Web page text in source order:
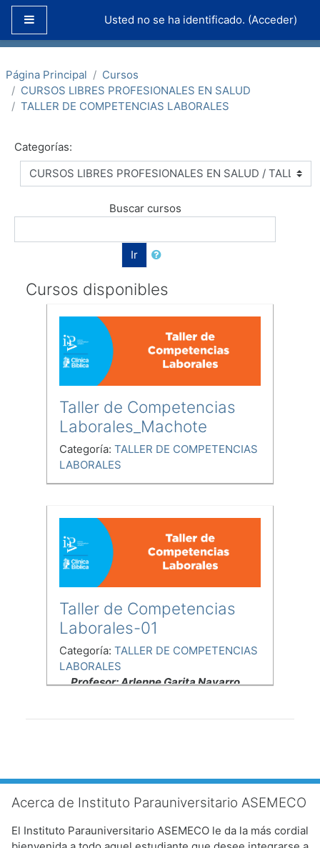
Salta al contenido principal
Usted no se ha identificado. (Acceder)
Página Principal
Cursos
CURSOS LIBRES PROFESIONALES EN SALUD
TALLER DE COMPETENCIAS LABORALES
Categorías:
Buscar cursos
Ir
Cursos disponibles
Taller de Competencias
Laborales_Machote
Categoría: TALLER DE COMPETENCIAS
LABORALES
Taller de Competencias
Laborales-01
Categoría: TALLER DE COMPETENCIAS
LABORALES
Profesor: Arlenne Garita Navarro
Salta Acerca de Instituto Parauniversitario ASEMECO
Acerca de Instituto Parauniversitario ASEMECO
El Instituto Parauniversitario ASEMECO le da la más cordial